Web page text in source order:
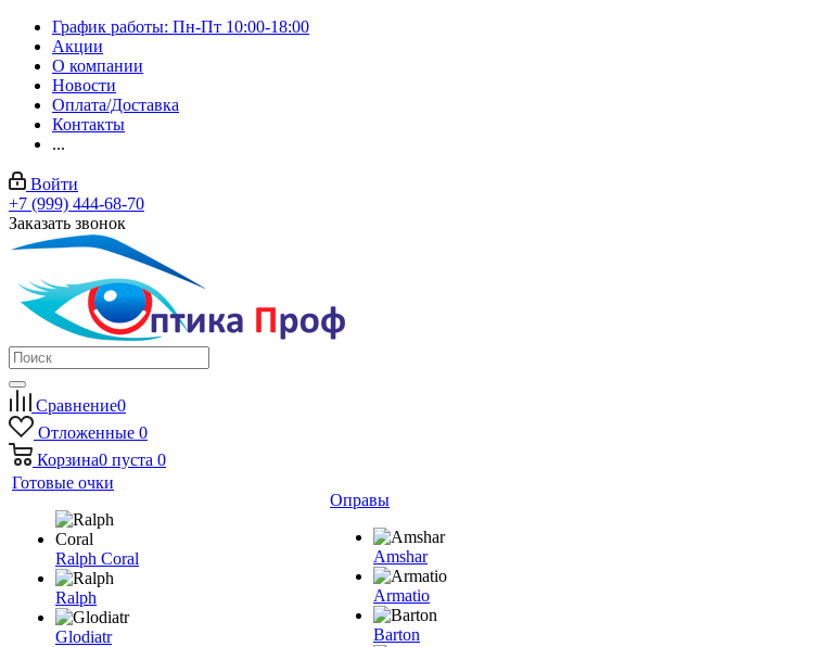
График работы: Пн-Пт 10:00-18:00
Акции
О компании
Новости
Оплата/Доставка
Контакты
...
Войти
+7 (999) 444-68-70
Заказать звонок
Сравнение0
Отложенные 0
Корзина0 пуста 0
Готовые очки
Ralph Coral
Ralph
Glodiatr
Оправы
Amshar
Armatio
Barton